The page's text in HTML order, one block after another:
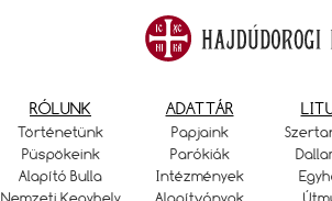
RÓLUNK
Történetünk
Püspökeink
Alapító Bulla
ADATTÁR
Papjaink
Parókiák
Intézmények